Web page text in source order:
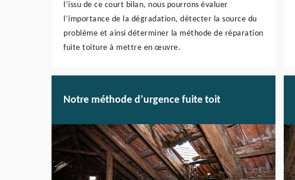
l’issu de ce court bilan, nous pourrons évaluer
l’importance de la dégradation, détecter la source du
problème et ainsi déterminer la méthode de réparation
fuite toiture à mettre en œuvre.
Notre méthode d’urgence fuite toit